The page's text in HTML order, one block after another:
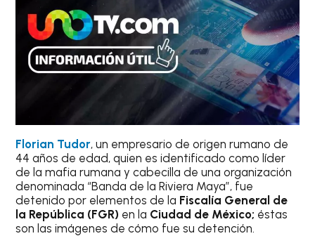
Florian Tudor, un empresario de origen rumano de
44 años de edad, quien es identificado como líder
de la mafia rumana y cabecilla de una organización
denominada “Banda de la Riviera Maya”, fue
detenido por elementos de la Fiscalía General de
la República (FGR) en la Ciudad de México; éstas
son las imágenes de cómo fue su detención.